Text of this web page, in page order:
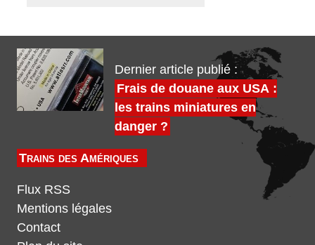
Dernier article publié :
Frais de douane aux USA :
les trains miniatures en
danger ?
Trains des Amériques
Flux RSS
Mentions légales
Contact